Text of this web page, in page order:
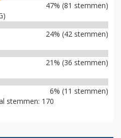
47% (81 stemmen)
24% (42 stemmen)
21% (36 stemmen)
6% (11 stemmen)
stemmen: 170